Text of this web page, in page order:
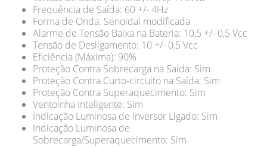
Frequência de Saída: 60 +/- 4Hz
Forma de Onda: Senoidal modificada
Alarme de Tensão Baixa na Bateria: 10,5 +/- 0,5 Vcc
Tensão de Desligamento: 10 +/- 0,5 Vcc
Eficiência (Máxima): 90%
Proteção Contra Sobrecarga na Saída: Sim
Proteção Contra Curto-circuito na Saída: Sim
Proteção Contra Superaquecimento: Sim
Ventoinha Inteligente: Sim
Indicação Luminosa de Inversor Ligado: Sim
Indicação Luminosa de
Sobrecarga/Superaquecimento: Sim